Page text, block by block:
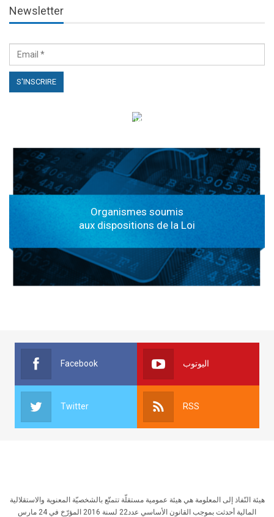
Newsletter
الهياكل الخاضعة لقانون النفاذ إلى المعلومة
Organismes soumis
aux dispositions de la Loi
Facebook اليوتوب
Twitter RSS
هيئة النّفاذ إلى المعلومة هي هيئة عمومية مستقلّة تتمتّع بالشخصيّة المعنوية والاستقلالية
المالية أحدثت بموجب القانون الأساسي عدد22 لسنة 2016 المؤرّخ في 24 مارس